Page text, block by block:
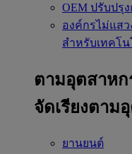
OEM ปรับปรุ
องค์กรไม่แส
สำหรับเทคโน
ตามอุตสาหก
จัดเรียงตาม
ยานยนต์